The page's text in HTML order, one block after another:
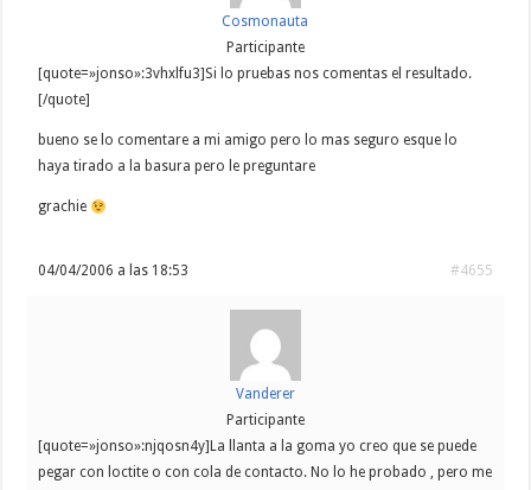
Cosmonauta
Participante
[quote=»jonso»:3vhxlfu3]Si lo pruebas nos comentas el resultado.
[/quote]
bueno se lo comentare a mi amigo pero lo mas seguro esque lo
haya tirado a la basura pero le preguntare
grachie
04/04/2006 a las 18:53 #4655
Vanderer
Participante
[quote=»jonso»:njqosn4y]La llanta a la goma yo creo que se puede
pegar con loctite o con cola de contacto. No lo he probado , pero me